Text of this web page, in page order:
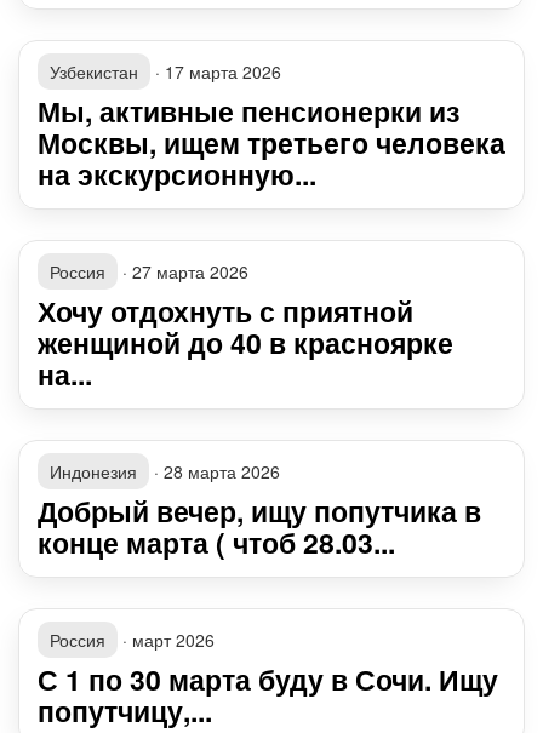
Узбекистан · 17 марта 2026
Мы, активные пенсионерки из
Москвы, ищем третьего человека
на экскурсионную...
Россия · 27 марта 2026
Хочу отдохнуть с приятной
женщиной до 40 в красноярке
на...
Индонезия · 28 марта 2026
Добрый вечер, ищу попутчика в
конце марта ( чтоб 28.03...
Россия · март 2026
С 1 по 30 марта буду в Сочи. Ищу
попутчицу,...